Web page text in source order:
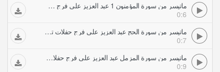
ماتيسر من سورة المؤمنون 1 عبد العزيز علي فرج حفلات تلاوات مجودة
0:6
ماتيسر من سورة الحج عبد العزيز علي فرج حفلات تلاوات مجودة
0:7
ماتيسر من سورة المزمل عبد العزيز علي فرج حفلات تلاوات مجودة
0:9